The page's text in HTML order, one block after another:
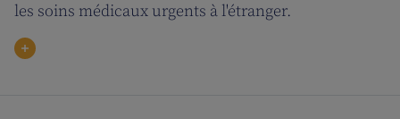
les soins médicaux urgents à l'étranger.